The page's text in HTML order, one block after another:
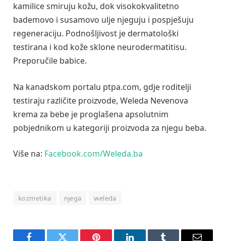
kamilice smiruju kožu, dok visokokvalitetno
bademovo i susamovo ulje njeguju i pospješuju
regeneraciju. Podnošljivost je dermatološki
testirana i kod kože sklone neurodermatitisu.
Preporučile babice.
Na kanadskom portalu ptpa.com, gdje roditelji
testiraju različite proizvode, Weleda Nevenova
krema za bebe je proglašena apsolutnim
pobjednikom u kategoriji proizvoda za njegu beba.
Više na: Facebook.com/Weleda.ba
kozmetika njega weleda